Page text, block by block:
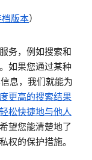
版本）
务，例如搜索和
如果您通过某种
息，我们就能为
更高的搜索结果
松快捷地与他人
望您能清楚地了
权的保护措施。